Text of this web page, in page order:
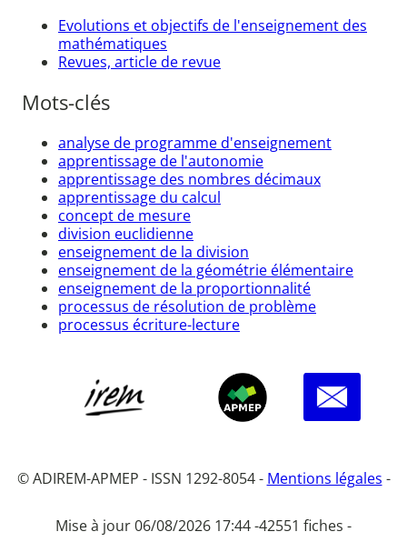
Evolutions et objectifs de l'enseignement des
mathématiques
Revues, article de revue
Mots-clés
analyse de programme d'enseignement
apprentissage de l'autonomie
apprentissage des nombres décimaux
apprentissage du calcul
concept de mesure
division euclidienne
enseignement de la division
enseignement de la géométrie élémentaire
enseignement de la proportionnalité
processus de résolution de problème
processus écriture-lecture
© ADIREM-APMEP - ISSN 1292-8054 - Mentions légales -
Mise à jour 06/08/2026 17:44 -42551 fiches -